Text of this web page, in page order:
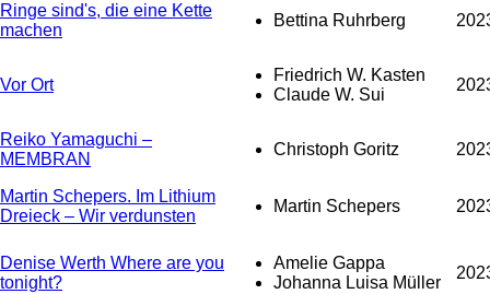
Ringe sind's, die eine Kette
machen
Bettina Ruhrberg
Vor Ort
Friedrich W. Kasten
Claude W. Sui
Reiko Yamaguchi –
MEMBRAN
Christoph Goritz
Martin Schepers. Im Lithium
Dreieck – Wir verdunsten
Martin Schepers
Denise Werth Where are you
tonight?
Amelie Gappa
Johanna Luisa Müller